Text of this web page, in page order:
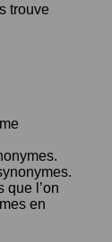
trouve
que l’on
en